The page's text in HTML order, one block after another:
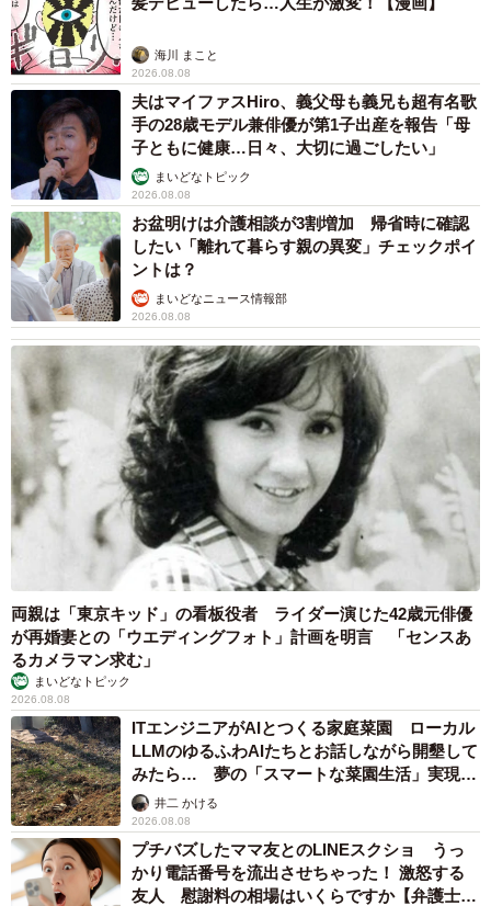
海川 まこと
2026.08.08
夫はマイファスHiro、義父母も義兄も超有名歌
手の28歳モデル兼俳優が第1子出産を報告「母
子ともに健康…日々、大切に過ごしたい」
まいどなトピック
2026.08.08
お盆明けは介護相談が3割増加 帰省時に確認
したい「離れて暮らす親の異変」チェックポイ
ントは？
まいどなニュース情報部
2026.08.08
両親は「東京キッド」の看板役者 ライダー演じた42歳元俳優
が再婚妻との「ウエディングフォト」計画を明言 「センスあ
るカメラマン求む」
まいどなトピック
2026.08.08
ITエンジニアがAIとつくる家庭菜園 ローカル
LLMのゆるふわAIたちとお話しながら開墾して
みたら… 夢の「スマートな菜園生活」実現な
るか井二 かける
2026.08.08
プチバズしたママ友とのLINEスクショ うっ
かり電話番号を流出させちゃった！ 激怒する
友人 慰謝料の相場はいくらですか【弁護士が